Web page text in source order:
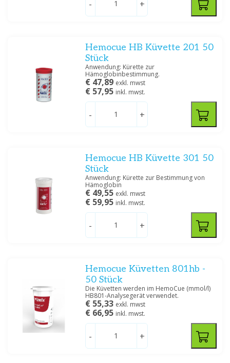
- +
Hemocue HB Küvette 201 50
Stück
Anwendung: Kürette zur
Hämoglobinbestimmung.
€ 47,89 exkl. mwst
€ 57,95 inkl. mwst.
- +
Hemocue HB Küvette 301 50
Stück
Anwendung: Kürette zur Bestimmung von
Hämoglobin
€ 49,55 exkl. mwst
€ 59,95 inkl. mwst.
- +
Hemocue Küvetten 801hb -
50 Stück
Die Küvetten werden im HemoCue (mmol/l)
HB801-Analysegerät verwendet.
€ 55,33 exkl. mwst
€ 66,95 inkl. mwst.
- +